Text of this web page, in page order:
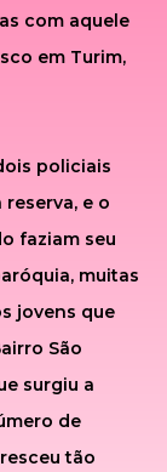
com aquele
em Turim,
policiais
e o
faziam seu
muitas
jovens que
São
surgiu a
de
tão